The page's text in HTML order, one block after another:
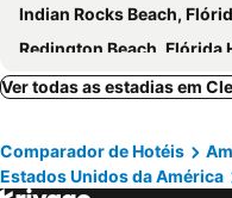
Indian Rocks Beach, Flórida
Redington Beach, Flórida
Seffner, Flórida Hotéis
Lake Buena Vista, Flórida
Bay Lake, Flórida Hotéis
Ver todas as estadias em
Comparador de Hotéis
Estados Unidos da América